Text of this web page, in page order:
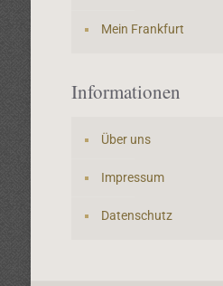
Mein Frankfurt
Informationen
Über uns
Impressum
Datenschutz